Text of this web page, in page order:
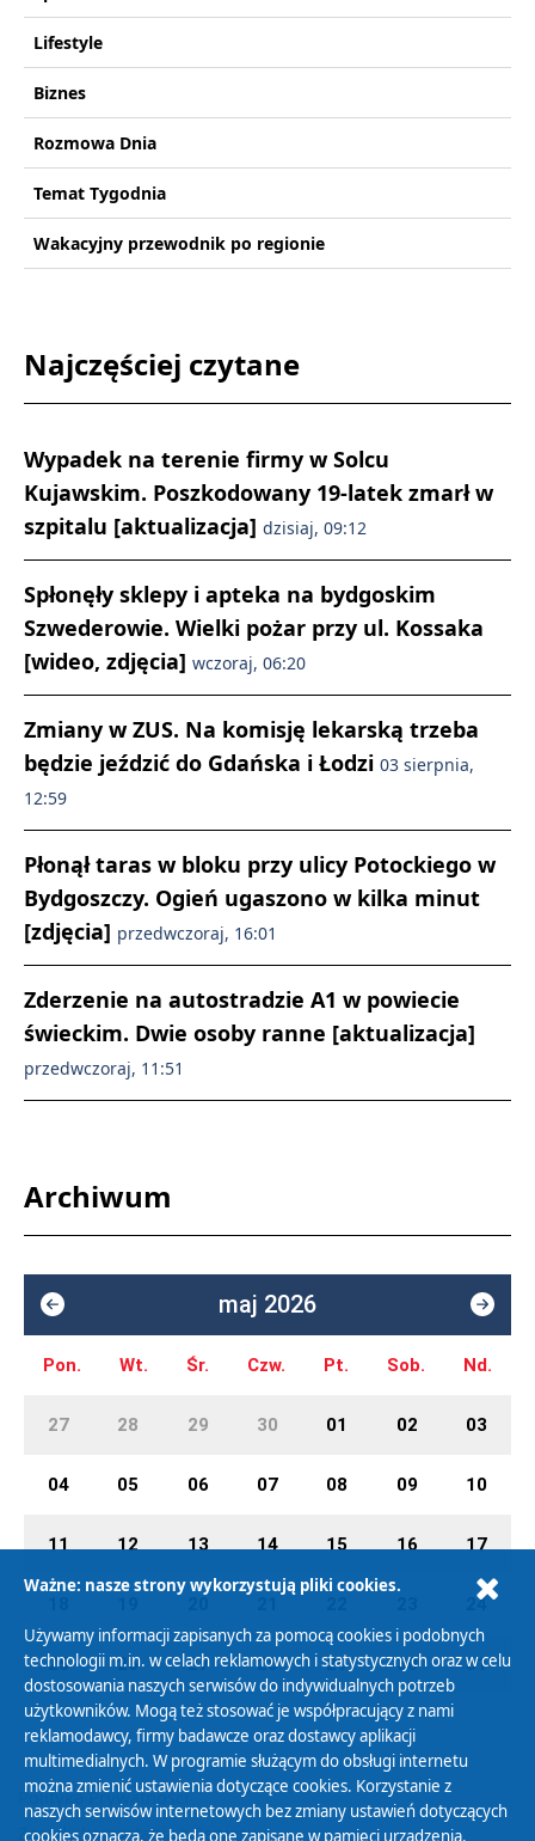
Lifestyle
Biznes
Rozmowa Dnia
Temat Tygodnia
Wakacyjny przewodnik po regionie
Najczęściej czytane
Wypadek na terenie firmy w Solcu
Kujawskim. Poszkodowany 19-latek zmarł w
szpitalu [aktualizacja] dzisiaj, 09:12
Spłonęły sklepy i apteka na bydgoskim
Szwederowie. Wielki pożar przy ul. Kossaka
[wideo, zdjęcia] wczoraj, 06:20
Zmiany w ZUS. Na komisję lekarską trzeba
będzie jeździć do Gdańska i Łodzi 03 sierpnia,
12:59
Płonął taras w bloku przy ulicy Potockiego w
Bydgoszczy. Ogień ugaszono w kilka minut
[zdjęcia] przedwczoraj, 16:01
Zderzenie na autostradzie A1 w powiecie
świeckim. Dwie osoby ranne [aktualizacja]
przedwczoraj, 11:51
Archiwum
maj 2026
Pon. Wt. Śr. Czw. Pt. Sob. Nd.
27 28 29 30 01 02 03
04 05 06 07 08 09 10
11 12 13 14 15 16 17
24
25 26 27 28 29 30 31
Polityka Prywatności
Zasady korzystania z Serwisu
Ważne: nasze strony wykorzystują pliki cookies.
Używamy informacji zapisanych za pomocą cookies i podobnych
technologii m.in. w celach reklamowych i statystycznych oraz w celu
dostosowania naszych serwisów do indywidualnych potrzeb
użytkowników. Mogą też stosować je współpracujący z nami
reklamodawcy, firmy badawcze oraz dostawcy aplikacji
multimedialnych. W programie służącym do obsługi internetu
można zmienić ustawienia dotyczące cookies. Korzystanie z
naszych serwisów internetowych bez zmiany ustawień dotyczących
cookies oznacza, że będą one zapisane w pamięci urządzenia.